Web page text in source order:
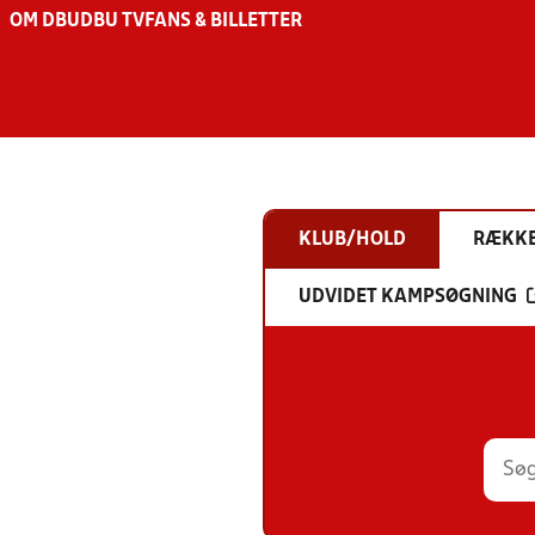
OM DBU DBU TV FANS & BILLETTER
KLUB/HOLD
UDVIDET KAMPSØGNING